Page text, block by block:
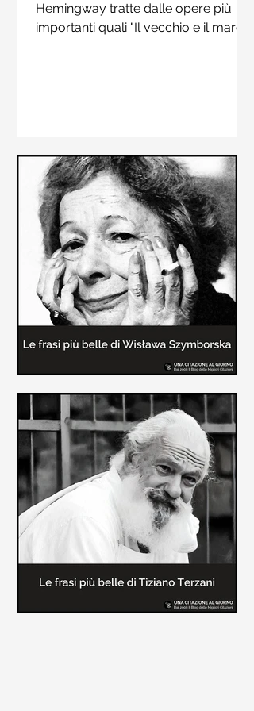
libri più importanti come "Siddharta",
"Sull'amore" e "Demian"
Hemingway tratte dalle opere più
importanti quali "Il vecchio e il mare",
Le frasi più belle delle poesie di
Wisława Szymborska
In questa pagina sono raccolte le
migliori frasi brevi tratte dalle poesie
di Wisława Szymborska sull'amore e
sulla vita